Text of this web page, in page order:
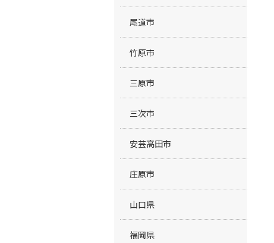
尾道市
竹原市
三原市
三次市
安芸高田市
庄原市
山口県
福岡県